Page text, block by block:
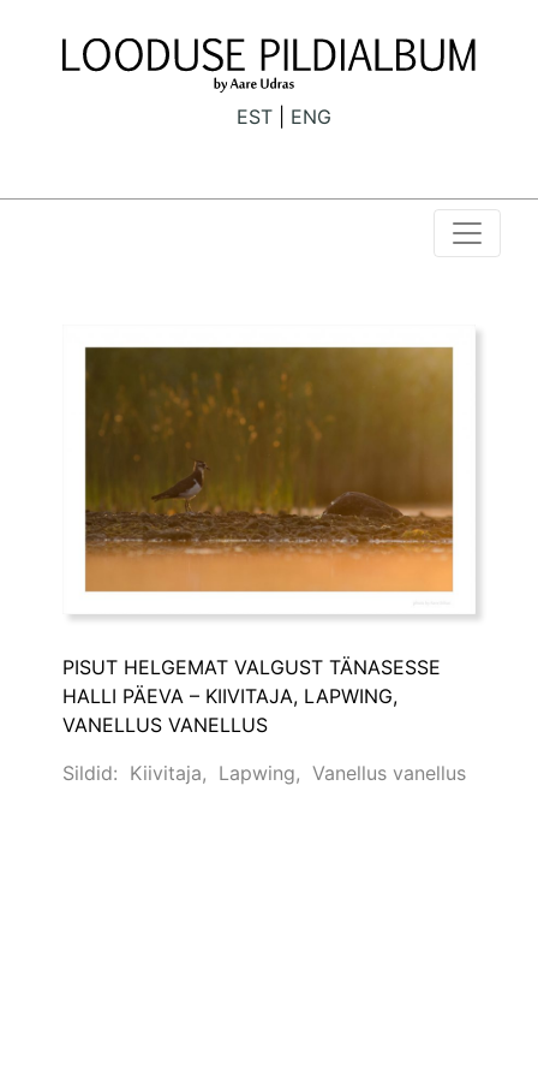
EST ENG
PISUT HELGEMAT VALGUST TÄNASESSE
HALLI PÄEVA – KIIVITAJA, LAPWING,
VANELLUS VANELLUS
Sildid: Kiivitaja, Lapwing, Vanellus vanellus